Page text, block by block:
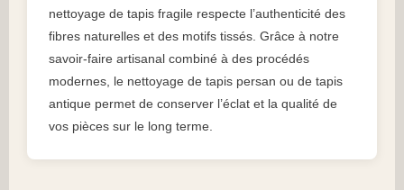
nettoyage de tapis fragile respecte l’authenticité des
fibres naturelles et des motifs tissés. Grâce à notre
savoir-faire artisanal combiné à des procédés
modernes, le nettoyage de tapis persan ou de tapis
antique permet de conserver l’éclat et la qualité de
vos pièces sur le long terme.